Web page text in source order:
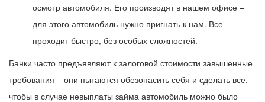
осмотр автомобиля. Его производят в нашем офисе –
для этого автомобиль нужно пригнать к нам. Все
проходит быстро, без особых сложностей.
Банки часто предъявляют к залоговой стоимости завышенные
требования – они пытаются обезопасить себя и сделать все,
чтобы в случае невыплаты займа автомобиль можно было